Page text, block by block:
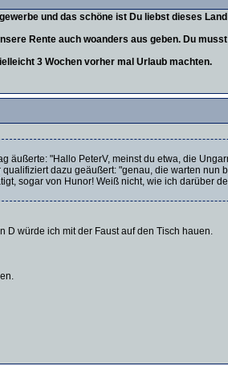
und das schöne ist Du liebst dieses
Rente auch woanders aus geben. Du
3 Wochen vorher mal Urlaub machten.
"Hallo PeterV, meinst du etwa, die
dazu geäußert: "genau, die warten nun
sogar von Hunor! Weiß nicht, wie ich darüber
D würde ich mit der Faust auf den Tisch hauen.